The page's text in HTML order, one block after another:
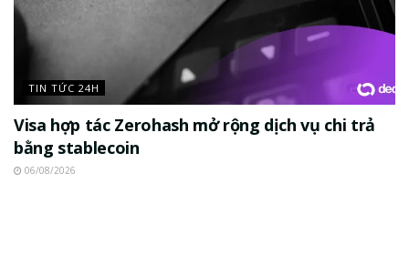
TIN TỨC 24H
Visa hợp tác Zerohash mở rộng dịch vụ chi trả
bằng stablecoin
06/08/2026